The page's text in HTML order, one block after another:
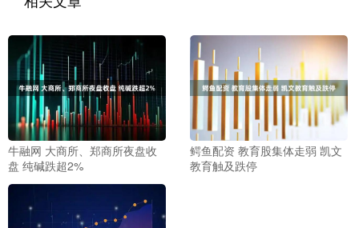
牛融网 大商所、郑商所夜盘收
盘 纯碱跌超2%
鳄鱼配资 教育股集体走弱 凯文
教育触及跌停